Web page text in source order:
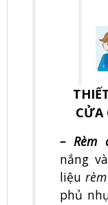
CỬA
– Rèm
nắng
liệu
phủ